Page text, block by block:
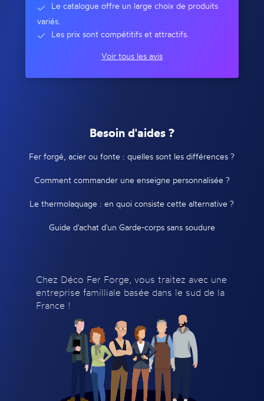
Le catalogue offre un large choix de produits
variés.
Les prix sont compétitifs et attractifs.
Voir tous les avis
Besoin d'aides ?
Fer forgé, acier ou fonte : quelles sont les différences ?
Comment commander une enseigne personnalisée ?
Le thermolaquage : en quoi consiste cette alternative ?
Guide d'achat d'un Garde-corps sans soudure
Chez Déco Fer Forge, vous traitez avec une
entreprise familliale basée dans le sud de la
France !